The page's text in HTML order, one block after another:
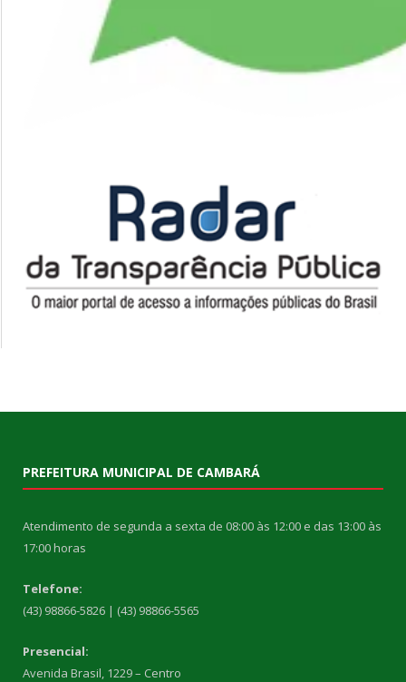
PREFEITURA MUNICIPAL DE CAMBARÁ
Atendimento de segunda a sexta de 08:00 às 12:00 e das 13:00 às
17:00 horas
Telefone:
(43) 98866-5826 | (43) 98866-5565
Presencial:
Avenida Brasil, 1229 – Centro